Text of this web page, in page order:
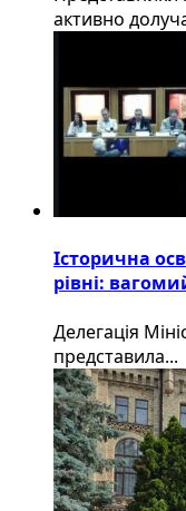
активно
Історична
рівні:
Делегація
представила...